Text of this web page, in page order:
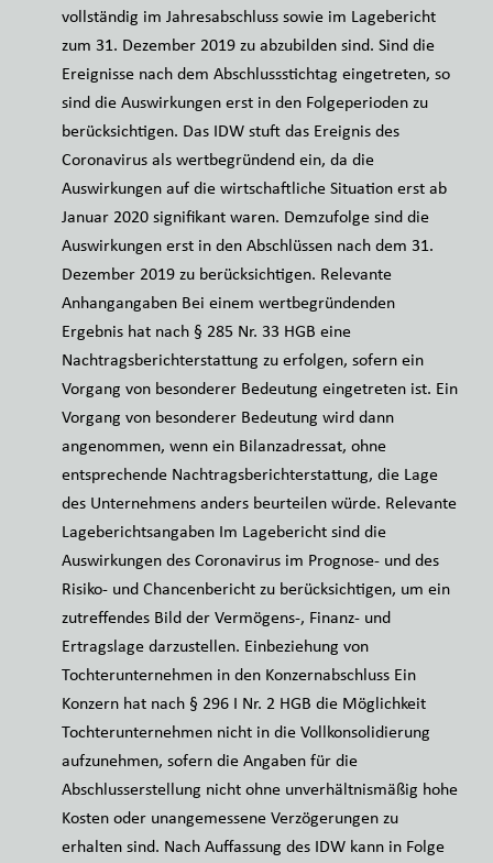
vollständig im Jahresabschluss sowie im Lagebericht
zum 31. Dezember 2019 zu abzubilden sind. Sind die
Ereignisse nach dem Abschlussstichtag eingetreten, so
sind die Auswirkungen erst in den Folgeperioden zu
berücksichtigen. Das IDW stuft das Ereignis des
Coronavirus als wertbegründend ein, da die
Auswirkungen auf die wirtschaftliche Situation erst ab
Januar 2020 signifikant waren. Demzufolge sind die
Auswirkungen erst in den Abschlüssen nach dem 31.
Dezember 2019 zu berücksichtigen. Relevante
Anhangangaben Bei einem wertbegründenden
Ergebnis hat nach § 285 Nr. 33 HGB eine
Nachtragsberichterstattung zu erfolgen, sofern ein
Vorgang von besonderer Bedeutung eingetreten ist. Ein
Vorgang von besonderer Bedeutung wird dann
angenommen, wenn ein Bilanzadressat, ohne
entsprechende Nachtragsberichterstattung, die Lage
des Unternehmens anders beurteilen würde. Relevante
Lageberichtsangaben Im Lagebericht sind die
Auswirkungen des Coronavirus im Prognose- und des
Risiko- und Chancenbericht zu berücksichtigen, um ein
zutreffendes Bild der Vermögens-, Finanz- und
Ertragslage darzustellen. Einbeziehung von
Tochterunternehmen in den Konzernabschluss Ein
Konzern hat nach § 296 I Nr. 2 HGB die Möglichkeit
Tochterunternehmen nicht in die Vollkonsolidierung
aufzunehmen, sofern die Angaben für die
Abschlusserstellung nicht ohne unverhältnismäßig hohe
Kosten oder unangemessene Verzögerungen zu
erhalten sind. Nach Auffassung des IDW kann in Folge